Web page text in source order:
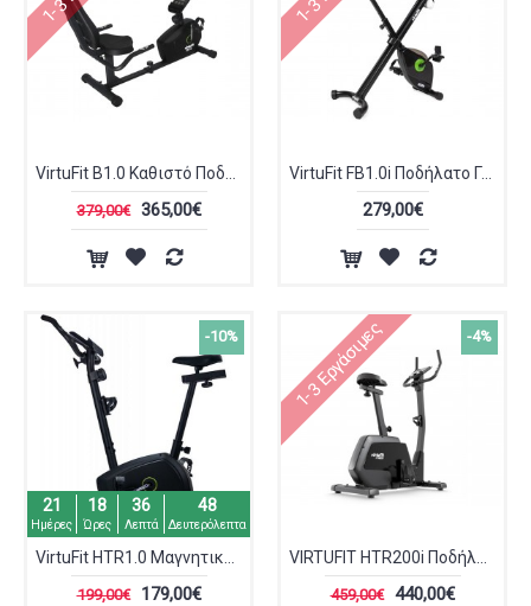
379,00€ 365,00€
VirtuFit FB1.0i Ποδήλατο Γυμναστικής
279,00€
-10%
21
Ημέρες
18
Ώρες
36
Λεπτά
48
Δευτερόλεπτα
199,00€ 179,00€
-4%
1-3 Εργάσιμες
459,00€ 440,00€